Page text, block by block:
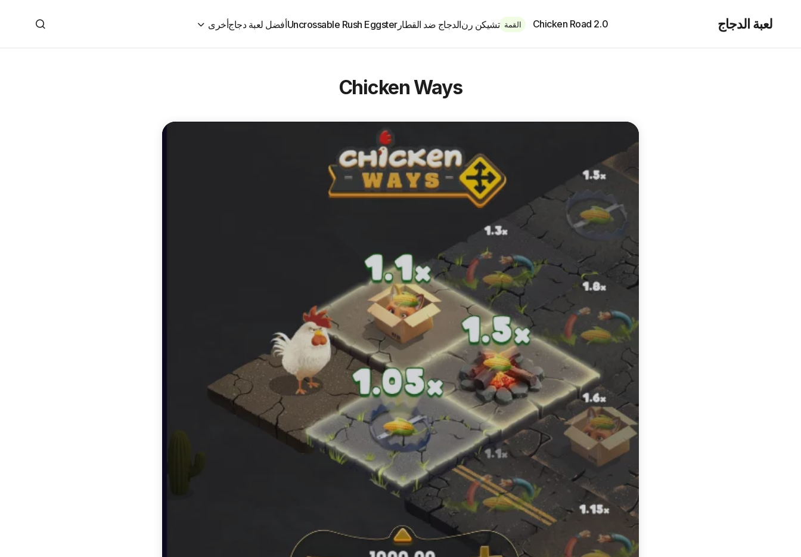
لعبة الدجاج Chicken Road 2.0 القمة تشيكن رنالدجاج ضد القطارUncrossable Rush Eggsterأفضل لعبة دجاجأخرى
Chicken Ways